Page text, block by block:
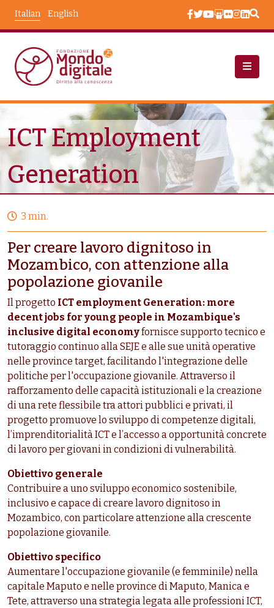
English
Italian
Progetti ICT Employment Generation
ICT Employment
Generation
3 min.
Per creare lavoro dignitoso in
Mozambico, con attenzione alla
popolazione giovanile
Il progetto ICT employment Generation: more
decent jobs for young people in Mozambique's
inclusive digital economyfornisce supporto tecnico e
tutoraggio continuo alla SEJE e alle sue unità operative
nelle province target, facilitando l'integrazione delle
politiche per l'occupazione giovanile. Attraverso il
rafforzamento delle capacità istituzionali e la creazione
di una rete flessibile tra attori pubblici e privati, il
progetto promuove lo sviluppo di competenze digitali,
l’imprenditorialità ICT e l’accesso a opportunità concrete
di lavoro per giovani in condizioni di vulnerabilità.
Obiettivo generale
Contribuire a uno sviluppo economico sostenibile,
inclusivo e capace di creare lavoro dignitoso in
Mozambico, con particolare attenzione alla crescente
popolazione giovanile.
Obiettivo specifico
Aumentare l'occupazione giovanile (e femminile) nella
capitale Maputo e nelle province di Maputo, Manica e
Tete, attraverso una strategia legata alle professioni ICT,